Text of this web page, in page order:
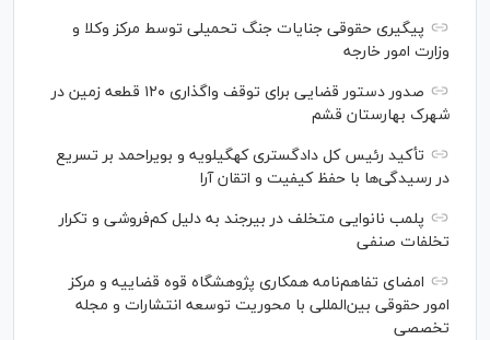
پیگیری حقوقی جنایات جنگ تحمیلی توسط مرکز وکلا و
وزارت امور خارجه
صدور دستور قضایی برای توقف واگذاری ۱۲۰ قطعه زمین در
شهرک بهارستان قشم
تأکید رئیس کل دادگستری کهگیلویه و بویراحمد بر تسریع
در رسیدگی‌ها با حفظ کیفیت و اتقان آرا
پلمب نانوایی متخلف در بیرجند به دلیل کم‌فروشی و تکرار
تخلفات صنفی
امضای تفاهم‌نامه همکاری پژوهشگاه قوه قضاییه و مرکز
امور حقوقی بین‌المللی با محوریت توسعه انتشارات و مجله
تخصصی